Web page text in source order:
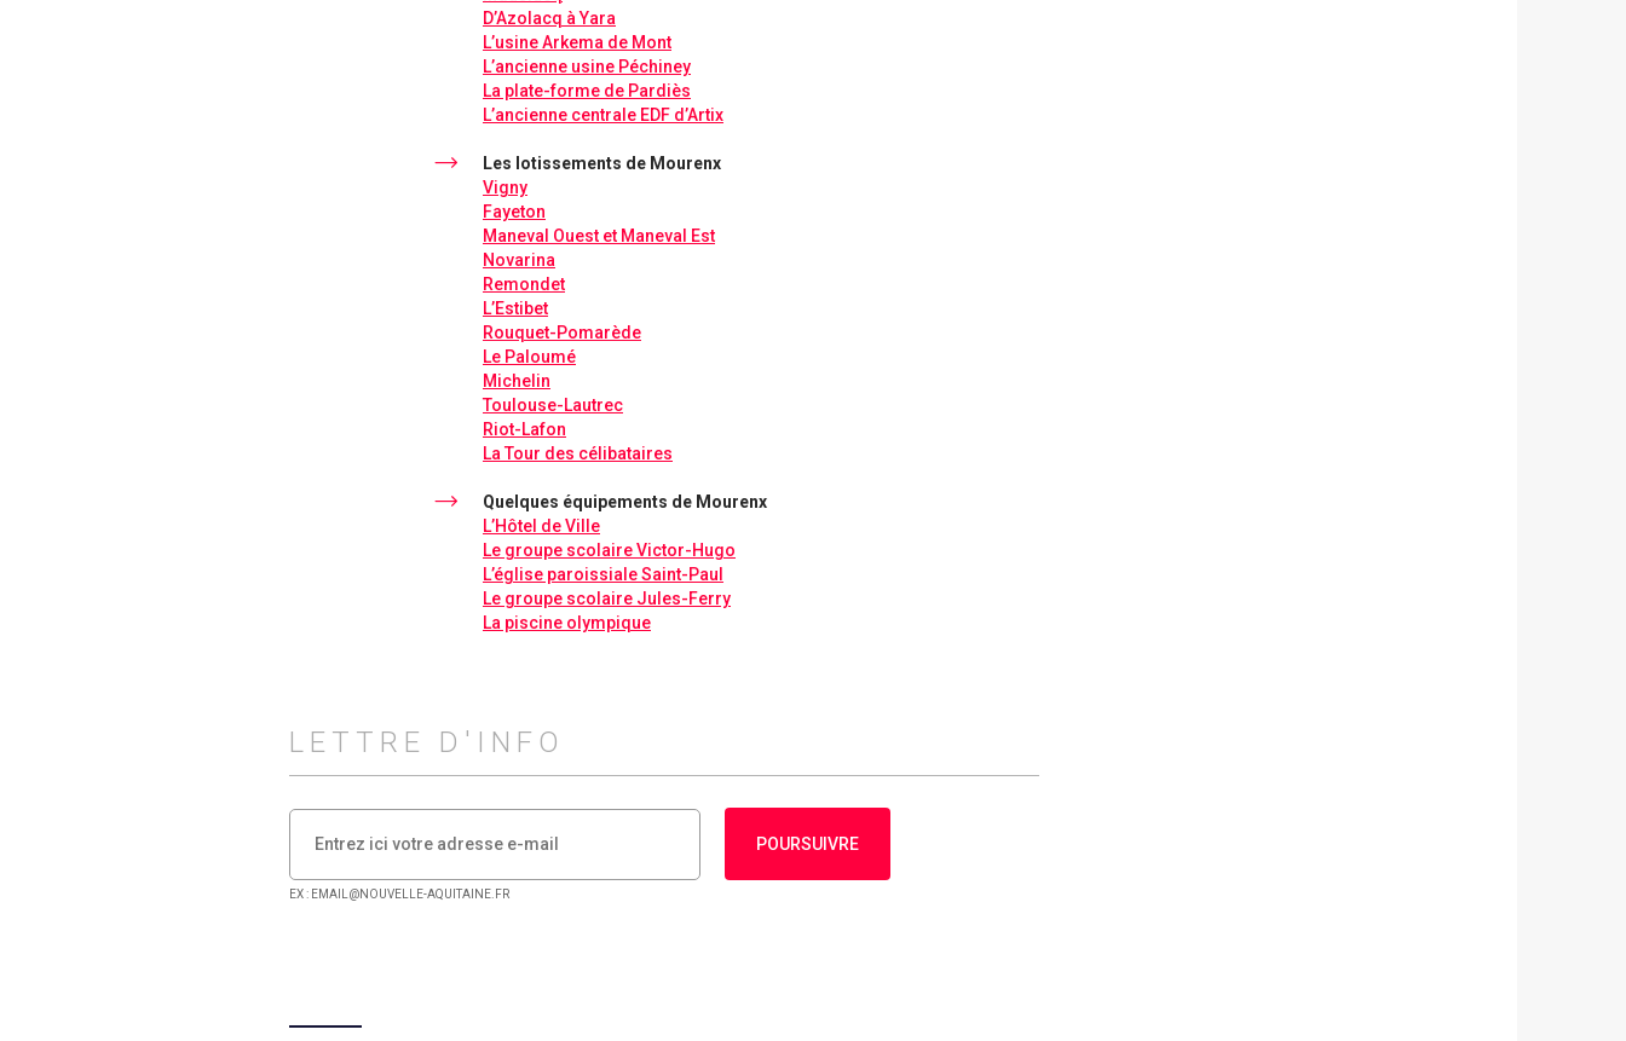
D’Azolacq à Yara
L’usine Arkema de Mont
L’ancienne usine Péchiney
La plate-forme de Pardiès
L’ancienne centrale EDF d’Artix
Les lotissements de Mourenx
Vigny
Fayeton
Maneval Ouest et Maneval Est
Novarina
Remondet
L’Estibet
Rouquet-Pomarède
Le Paloumé
Michelin
Toulouse-Lautrec
Riot-Lafon
La Tour des célibataires
Quelques équipements de Mourenx
L’Hôtel de Ville
Le groupe scolaire Victor-Hugo
L’église paroissiale Saint-Paul
Le groupe scolaire Jules-Ferry
La piscine olympique
LETTRE D'INFO
POURSUIVRE
EX : EMAIL@NOUVELLE-AQUITAINE.FR